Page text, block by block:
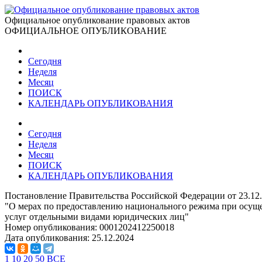
Официальное опубликование правовых актов
ОФИЦИАЛЬНОЕ ОПУБЛИКОВАНИЕ
Сегодня
Неделя
Месяц
ПОИСК
КАЛЕНДАРЬ ОПУБЛИКОВАНИЯ
Сегодня
Неделя
Месяц
ПОИСК
КАЛЕНДАРЬ ОПУБЛИКОВАНИЯ
Постановление Правительства Российской Федерации от
"О мерах по предоставлению национального режима при
услуг отдельными видами юридических лиц"
Номер опубликования: 0001202412250018
Дата опубликования: 25.12.2024
1 10 20 50 ВСЕ